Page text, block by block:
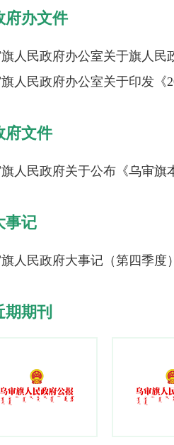
府办文件
人民政府办公室关于旗人民
人民政府办公室关于印发《
府文件
人民政府关于公布《乌审旗
事记
人民政府大事记（第四季度）
期期刊